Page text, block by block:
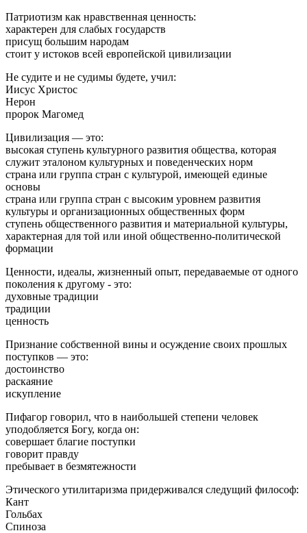
Патриотизм как нравственная ценность:
характерен для слабых государств
присущ большим народам
стоит у истоков всей европейской цивилизации
Не судите и не судимы будете, учил:
Иисус Христос
Нерон
пророк Магомед
Цивилизация — это:
высокая ступень культурного развития общества, которая
служит эталоном культурных и поведенческих норм
страна или группа стран с культурой, имеющей единые
основы
страна или группа стран с высоким уровнем развития
культуры и организационных общественных форм
ступень общественного развития и материальной культуры,
характерная для той или иной общественно-политической
формации
Ценности, идеалы, жизненный опыт, передаваемые от одного
поколения к другому - это:
духовные традиции
традиции
ценность
Признание собственной вины и осуждение своих прошлых
поступков — это:
достоинство
раскаяние
искупление
Пифагор говорил, что в наибольшей степени человек
уподобляется Богу, когда он:
совершает благие поступки
говорит правду
пребывает в безмятежности
Этического утилитаризма придерживался следущий философ:
Кант
Гольбах
Спиноза